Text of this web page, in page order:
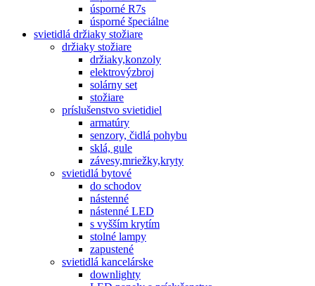
úsporné R7s
úsporné špeciálne
svietidlá držiaky stožiare
držiaky stožiare
držiaky,konzoly
elektrovýzbroj
solárny set
stožiare
príslušenstvo svietidiel
armatúry
senzory, čidlá pohybu
sklá, gule
závesy,mriežky,kryty
svietidlá bytové
do schodov
nástenné
nástenné LED
s vyšším krytím
stolné lampy
zapustené
svietidlá kancelárske
downlighty